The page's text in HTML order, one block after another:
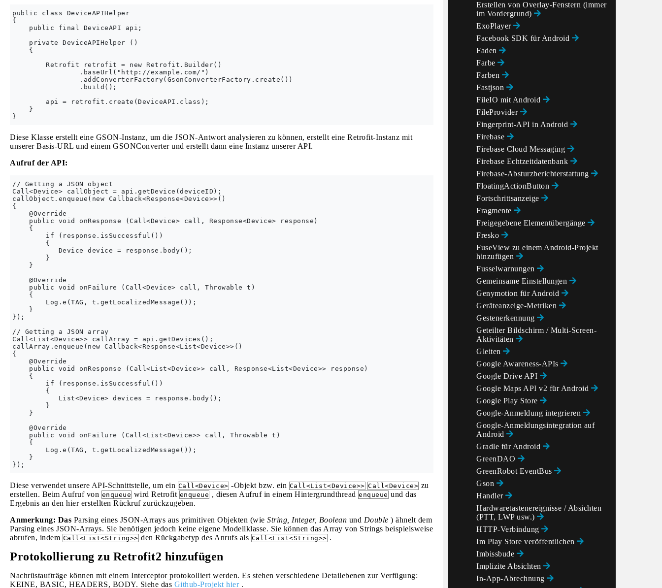
public class DeviceAPIHelper
{
    public final DeviceAPI api;
    private DeviceAPIHelper ()
    {
        Retrofit retrofit = new Retrofit.Builder()
                .baseUrl("http://example.com/")
                .addConverterFactory(GsonConverterFactory.create())
                .build();
        api = retrofit.create(DeviceAPI.class);
    }
Diese Klasse erstellt eine GSON-Instanz, um die JSON-Antwort analysieren zu können, erstellt eine Retrofit-Instanz mit
unserer Basis-URL und einem GSONConverter und erstellt dann eine Instanz unserer API.
Aufruf der API:
// Getting a JSON object
Call<Device> callObject = api.getDevice(deviceID);
callObject.enqueue(new Callback<Response<Device>>()
{
    @Override
    public void onResponse (Call<Device> call, Response<Device> response)
    {
        if (response.isSuccessful())
        {
           Device device = response.body();
        }
    }
    @Override
    public void onFailure (Call<Device> call, Throwable t)
    {
        Log.e(TAG, t.getLocalizedMessage());
    }
});
// Getting a JSON array
Call<List<Device>> callArray = api.getDevices();
callArray.enqueue(new Callback<Response<List<Device>>()
{
    @Override
    public void onResponse (Call<List<Device>> call, Response<List<Device>> response)
    {
        if (response.isSuccessful())
        {
           List<Device> devices = response.body();
        }
    }
    @Override
    public void onFailure (Call<List<Device>> call, Throwable t)
    {
        Log.e(TAG, t.getLocalizedMessage());
    }
Diese verwendet unsere API-Schnittstelle, um ein Call<Device> -Objekt bzw. ein Call<List<Device>> Call<Device> zu
erstellen. Beim Aufruf von enqueue wird Retrofit enqueue , diesen Aufruf in einem Hintergrundthread enqueue und das
Ergebnis an den hier erstellten Rückruf zurückzugeben.
Anmerkung: Das Parsing eines JSON-Arrays aus primitiven Objekten (wie String, Integer, Boolean und Double ) ähnelt dem
Parsing eines JSON-Arrays. Sie benötigen jedoch keine eigene Modellklasse. Sie können das Array von Strings beispielsweise
abrufen, indem Call<List<String>> den Rückgabetyp des Anrufs als Call<List<String>> .
Protokollierung zu Retrofit2 hinzufügen
Nachrüstaufträge können mit einem Interceptor protokolliert werden. Es stehen verschiedene Detailebenen zur Verfügung:
KEINE, BASIC, HEADERS, BODY. Siehe das Github-Projekt hier.
Erstellen von Overlay-Fenstern (immer
im Vordergrund)
ExoPlayer
Facebook SDK für Android
Faden
Farbe
Farben
Fastjson
FileIO mit Android
FileProvider
Fingerprint-API in Android
Firebase
Firebase Cloud Messaging
Firebase Echtzeitdatenbank
Firebase-Absturzberichterstattung
FloatingActionButton
Fortschrittsanzeige
Fragmente
Freigegebene Elementübergänge
Fresko
FuseView zu einem Android-Projekt
hinzufügen
Fusselwarnungen
Gemeinsame Einstellungen
Genymotion für Android
Geräteanzeige-Metriken
Gestenerkennung
Geteilter Bildschirm / Multi-Screen-
Aktivitäten
Gleiten
Google Awareness-APIs
Google Drive API
Google Maps API v2 für Android
Google Play Store
Google-Anmeldung integrieren
Google-Anmeldungsintegration auf
Android
Gradle für Android
GreenDAO
GreenRobot EventBus
Gson
Handler
Hardwaretastenereignisse / Absichten
(PTT, LWP usw.)
HTTP-Verbindung
Im Play Store veröffentlichen
Imbissbude
Implizite Absichten
In-App-Abrechnung